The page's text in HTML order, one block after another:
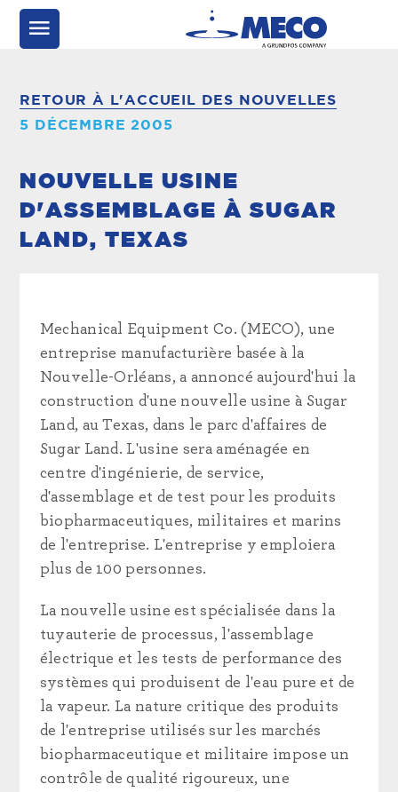
RETOUR À L'ACCUEIL DES NOUVELLES
5 DÉCEMBRE 2005
NOUVELLE USINE
D'ASSEMBLAGE À SUGAR
LAND, TEXAS
Mechanical Equipment Co. (MECO), une
entreprise manufacturière basée à la
Nouvelle-Orléans, a annoncé aujourd'hui la
construction d'une nouvelle usine à Sugar
Land, au Texas, dans le parc d'affaires de
Sugar Land. L'usine sera aménagée en
centre d'ingénierie, de service,
d'assemblage et de test pour les produits
biopharmaceutiques, militaires et marins
de l'entreprise. L'entreprise y emploiera
plus de 100 personnes.
La nouvelle usine est spécialisée dans la
tuyauterie de processus, l'assemblage
électrique et les tests de performance des
systèmes qui produisent de l'eau pure et de
la vapeur. La nature critique des produits
de l'entreprise utilisés sur les marchés
biopharmaceutique et militaire impose un
contrôle de qualité rigoureux, une